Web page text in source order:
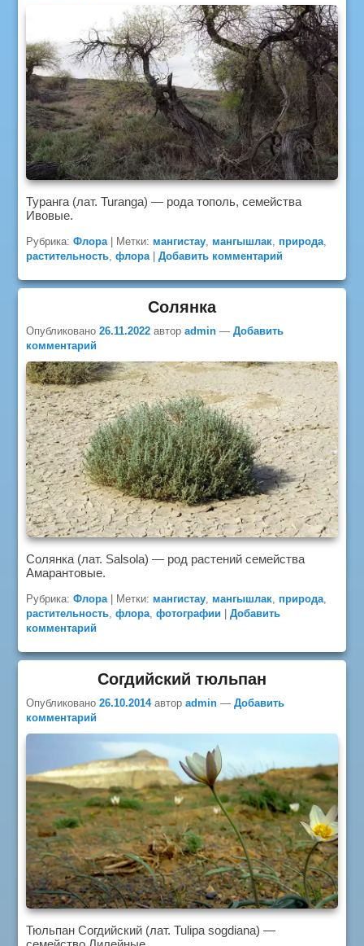
Туранга (лат. Turanga) — рода тополь, семейства
Ивовые.
Рубрика: Флора Метки: мангистау, мангышлак, природа,
растительность,флора |Добавить комментарий
Солянка
Опубликовано26.11.2022 авторadmin —Добавить
комментарий
Солянка (лат. Salsola) — род растений семейства
Амарантовые.
Рубрика: Флора | Метки: мангистау мангышлак природа
растительность ,флора ,фотографии |Добавить
комментарий
Согдийский тюльпан
Опубликовано26.10.2014 авторadmin —Добавить
комментарий
Тюльпан Согдийский (лат. Tulipa sogdiana) —